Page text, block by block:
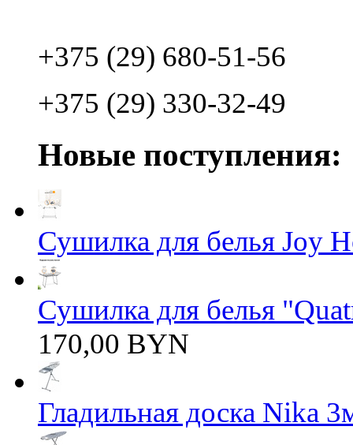
+375 (29) 680-51-56
+375 (29) 330-32-49
Новые поступления:
Сушилка для белья Joy
Сушилка для белья
170,00 BYN
Гладильная доска Nika